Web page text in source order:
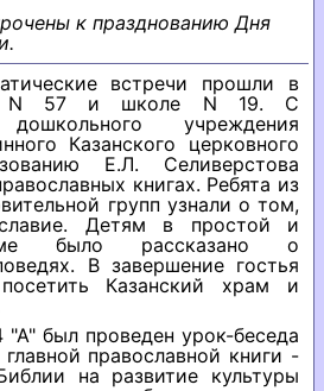
к празднованию Дня
встречи прошли в
N 57 и школе N 19. С
дошкольного учреждения
Казанского церковного
Е.Л. Селиверстова
книгах. Ребята из
групп узнали о том,
Детям в простой и
было рассказано о
В завершение гостья
Казанский храм и
был проведен урок-беседа
православной книги -
на развитие культуры